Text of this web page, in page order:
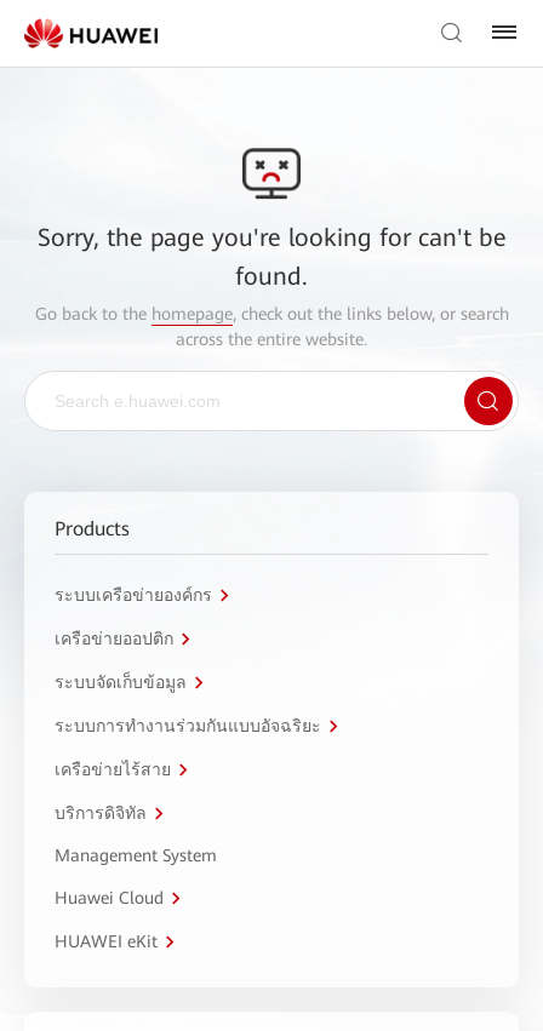
Sorry, the page you're looking for can't be
found.
Go back to the homepage, check out the links below, or search
across the entire website.
Products
ระบบเครือข่ายองค์กร
เครือข่ายออปติก
ระบบจัดเก็บข้อมูล
ระบบการทำงานร่วมกันแบบอัจฉริยะ
เครือข่ายไร้สาย
บริการดิจิทัล
Management System
Huawei Cloud
HUAWEI eKit